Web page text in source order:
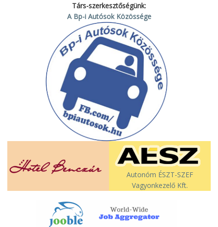
Társ-szerkesztőségünk:
A Bp-i Autósok Közössége
Autonóm ÉSZT-SZEF
Vagyonkezelő Kft.